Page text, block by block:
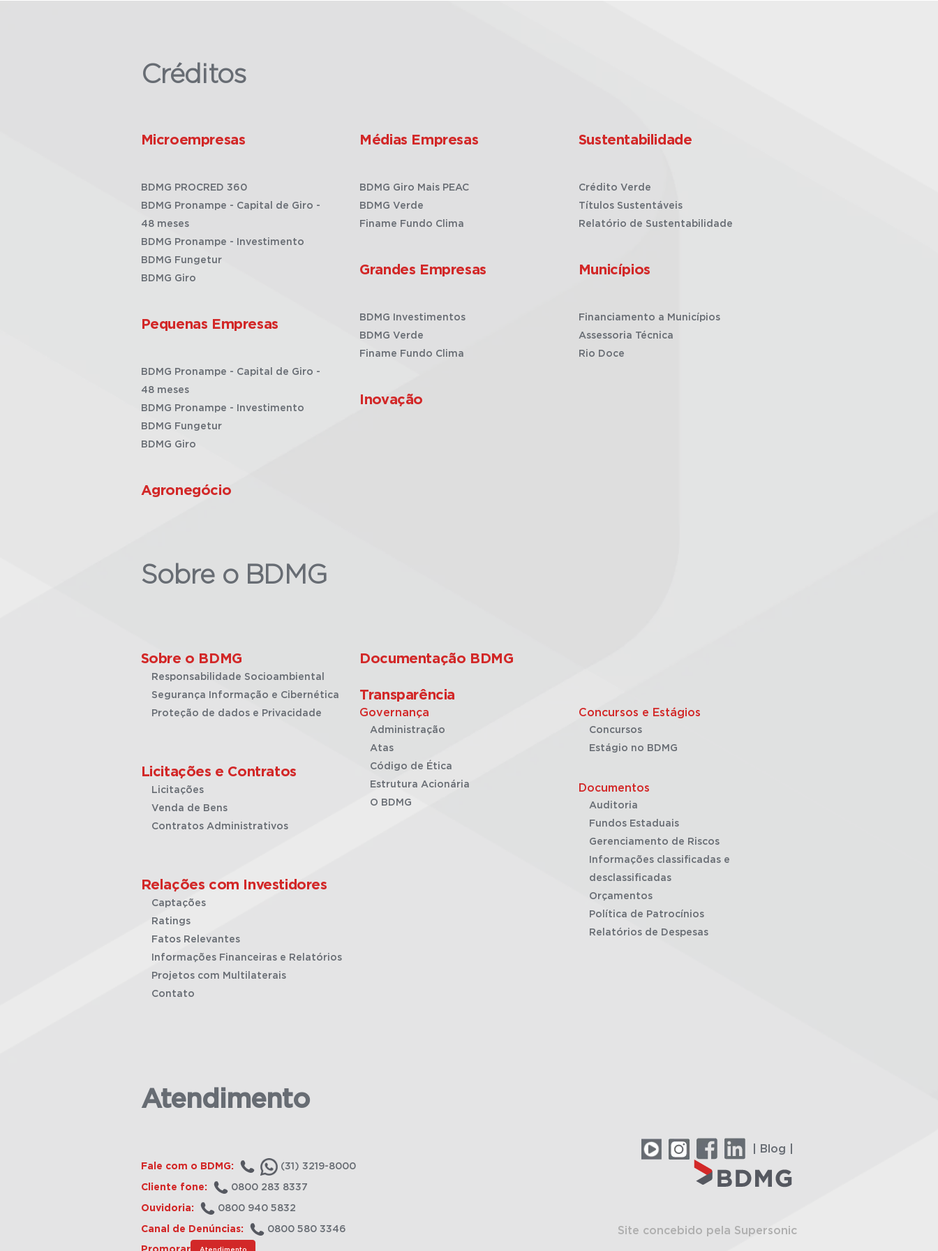
Créditos
Microempresas
BDMG PROCRED 360
BDMG Pronampe - Capital de Giro -
48 meses
BDMG Pronampe - Investimento
BDMG Fungetur
BDMG Giro
Pequenas Empresas
BDMG Pronampe - Capital de Giro -
48 meses
BDMG Pronampe - Investimento
BDMG Fungetur
BDMG Giro
Agronegócio
Médias Empresas
BDMG Giro Mais PEAC
BDMG Verde
Finame Fundo Clima
Grandes Empresas
BDMG Investimentos
BDMG Verde
Finame Fundo Clima
Inovação
Sustentabilidade
Crédito Verde
Títulos Sustentáveis
Relatório de Sustentabilidade
Municípios
Financiamento a Municípios
Assessoria Técnica
Rio Doce
Sobre o BDMG
Sobre o BDMG
Responsabilidade Socioambiental
Segurança Informação e Cibernética
Proteção de dados e Privacidade
Licitações e Contratos
Licitações
Venda de Bens
Contratos Administrativos
Relações com Investidores
Captações
Ratings
Fatos Relevantes
Informações Financeiras e Relatórios
Projetos com Multilaterais
Contato
Documentação BDMG
Transparência
Governança
Administração
Atas
Código de Ética
Estrutura Acionária
O BDMG
Concursos e Estágios
Concursos
Estágio no BDMG
Documentos
Auditoria
Fundos Estaduais
Gerenciamento de Riscos
Informações classificadas e
desclassificadas
Orçamentos
Política de Patrocínios
Relatórios de Despesas
Atendimento
Fale com o BDMG: (31) 3219-8000
Cliente fone: 0800 283 8337
Ouvidoria: 0800 940 5832
Canal de Denúncias: 0800 580 3346
Atendimento
| Blog |
Site concebido pela Supersonic